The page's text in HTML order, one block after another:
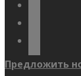
Предложить